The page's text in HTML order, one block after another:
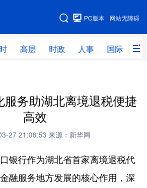
网站无障碍
PC版本
高层 时政 人事 国际 财
网站地图
财经 网评 港澳
科创 量子
书画 健康 军事
视频 图片 政务
服务助湖北离境退税便捷
高效
27 21:08:53 来源：新华网
行作为湖北省首家离境退税代
融服务地方发展的核心作用，深